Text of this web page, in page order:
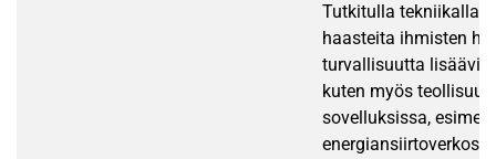
Tutkitulla tekniikalla
haasteita ihmisten
turvallisuutta
kuten myös
sovelluksissa,